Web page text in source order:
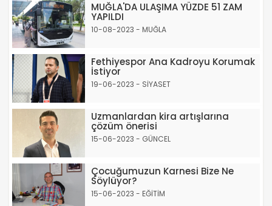
MUĞLA'DA ULAŞIMA YÜZDE 51 ZAM
YAPILDI
10-08-2023 - MUĞLA
Fethiyespor Ana Kadroyu Korumak
İstiyor
19-06-2023 - SİYASET
Uzmanlardan kira artışlarına
çözüm önerisi
15-06-2023 - GÜNCEL
Çocuğumuzun Karnesi Bize Ne
Söylüyor?
15-06-2023 - EĞİTİM